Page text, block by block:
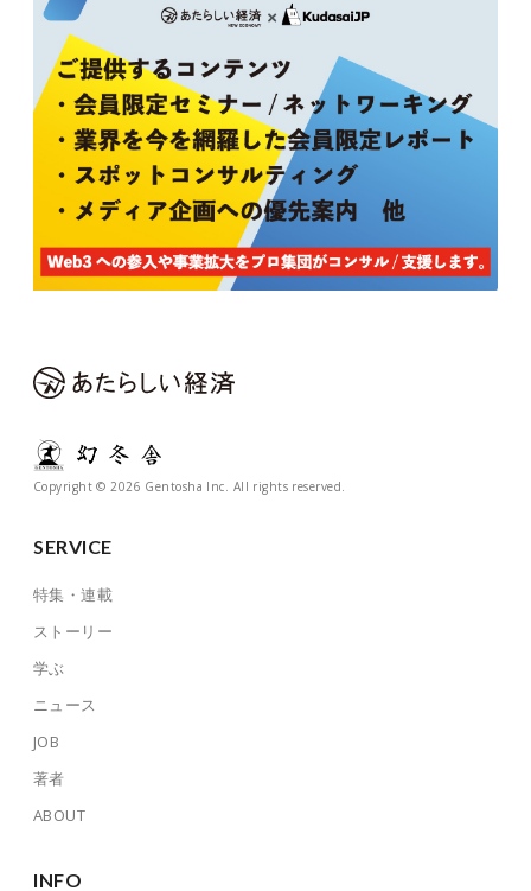
Copyright © 2026 Gentosha Inc. All rights reserved.
SERVICE
特集・連載
ストーリー
学ぶ
ニュース
JOB
著者
ABOUT
INFO